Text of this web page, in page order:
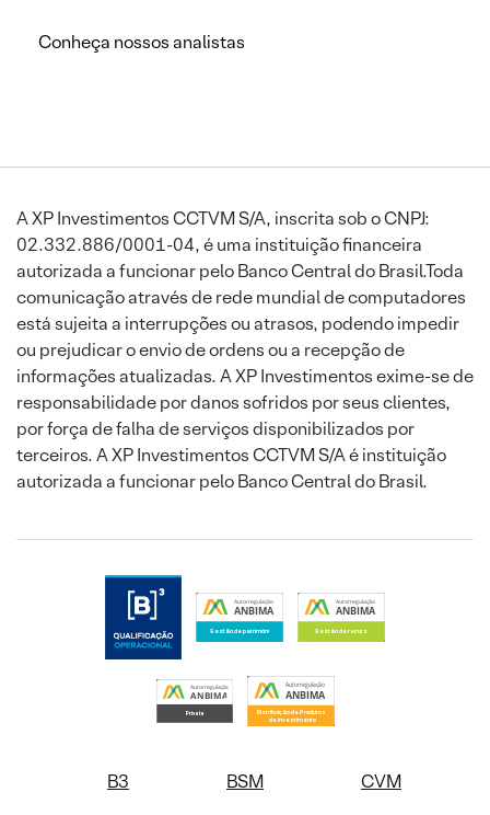
Conheça nossos analistas
A XP Investimentos CCTVM S/A, inscrita sob o CNPJ:
02.332.886/0001-04, é uma instituição financeira
autorizada a funcionar pelo Banco Central do Brasil.Toda
comunicação através de rede mundial de computadores
está sujeita a interrupções ou atrasos, podendo impedir
ou prejudicar o envio de ordens ou a recepção de
informações atualizadas. A XP Investimentos exime-se de
responsabilidade por danos sofridos por seus clientes,
por força de falha de serviços disponibilizados por
terceiros. A XP Investimentos CCTVM S/A é instituição
autorizada a funcionar pelo Banco Central do Brasil.
B3 BSM
CVM